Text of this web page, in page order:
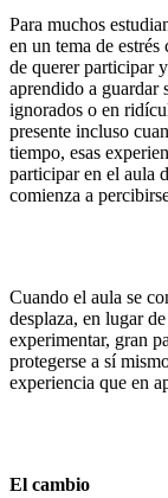
Para muchos
en un tema de
de querer participar
aprendido a guardar
ignorados o en
presente incluso
tiempo, esas
participar en el aula
comienza a
Cuando el aula se
desplaza, en lugar
experimentar, gran
protegerse a sí
experiencia que en
El cambio